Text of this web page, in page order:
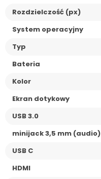
Rozdzielczość (px)
System operacyjny
Typ
Bateria
Kolor
Ekran dotykowy
USB 3.0
minijack 3,5 mm (audio)
USB C
HDMI